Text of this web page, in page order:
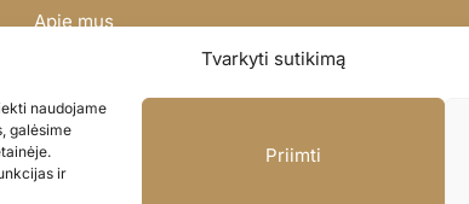
Tvarkyti sutikimą
naudojame
galėsime
ir
Priimti
Apie mus
Privatumo politika
Parduotuvės politika